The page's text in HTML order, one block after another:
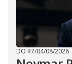
DO R7/04/08/2026